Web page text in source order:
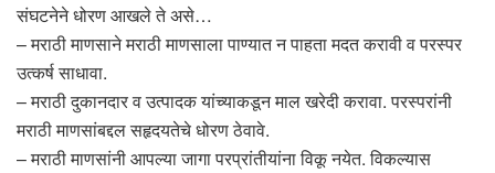
संघटनेने धोरण आखले ते असे…
– मराठी माणसाने मराठी माणसाला पाण्यात न पाहता मदत करावी व परस्पर
उत्कर्ष साधावा.
– मराठी दुकानदार व उत्पादक यांच्याकडून माल खरेदी करावा. परस्परांनी
मराठी माणसांबद्दल सहृदयतेचे धोरण ठेवावे.
– मराठी माणसांनी आपल्या जागा परप्रांतीयांना विकू नयेत. विकल्यास